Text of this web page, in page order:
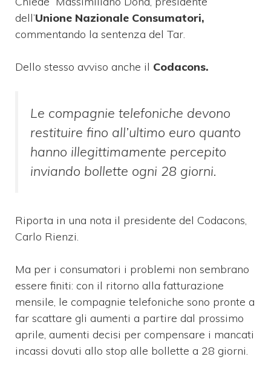
dell’Unione Nazionale Consumatori,
commentando la sentenza del Tar.
Dello stesso avviso anche il Codacons.
Le compagnie telefoniche devono
restituire fino all’ultimo euro quanto
hanno illegittimamente percepito
inviando bollette ogni 28 giorni.
Riporta in una nota il presidente del Codacons,
Carlo Rienzi.
Ma per i consumatori i problemi non sembrano
essere finiti: con il ritorno alla fatturazione
mensile, le compagnie telefoniche sono pronte a
far scattare gli aumenti a partire dal prossimo
aprile, aumenti decisi per compensare i mancati
incassi dovuti allo stop alle bollette a 28 giorni.